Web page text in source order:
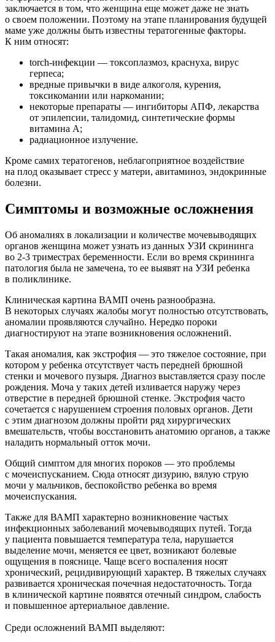
заключается в том, что женщина еще может даже не знать
о своем положении. Поэтому на этапе планирования будущей
маме уже должны быть известны тератогенные факторы.
К ним относят:
torch-инфекции — токсоплазмоз, краснуха, вирус
герпеса;
вредные привычки в виде алкоголя, курения,
токсикомании или наркомании;
некоторые препараты — ингибиторы АПФ, лекарства
от эпилепсии, талидомид, синтетические формы
витамина А;
радиационное излучение.
Кроме самих тератогенов, неблагоприятное воздействие
на плод оказывает стресс у матери, авитаминоз, эндокринные
болезни.
Симптомы и возможные осложнения
Об аномалиях в локализации и количестве мочевыводящих
органов женщина может узнать из данных УЗИ скрининга
во 2-3 триместрах беременности. Если во время скрининга
патология была не замечена, то ее выявят на УЗИ ребенка
в поликлинике.
Клиническая картина ВАМП очень разнообразна.
В некоторых случаях жалобы могут полностью отсутствовать,
аномалии проявляются случайно. Нередко пороки
диагностируют на этапе возникновения осложнений.
Такая аномалия, как экстрофия — это тяжелое состояние, при
котором у ребенка отсутствует часть передней брюшной
стенки и мочевого пузыря. Диагноз выставляется сразу после
рождения. Моча у таких детей изливается наружу через
отверстие в передней брюшной стенке. Экстрофия часто
сочетается с нарушением строения половых органов. Дети
с этим диагнозом должны пройти ряд хирургических
вмешательств, чтобы восстановить анатомию органов, а также
наладить нормальный отток мочи.
Общий симптом для многих пороков — это проблемы
с мочеиспусканием. Сюда относят дизурию, вялую струю
мочи у мальчиков, беспокойство ребенка во время
мочеиспускания.
Также для ВАМП характерно возникновение частых
инфекционных заболеваний мочевыводящих путей. Тогда
у пациента повышается температура тела, нарушается
выделение мочи, меняется ее цвет, возникают болевые
ощущения в пояснице. Чаще всего воспаления носят
хронический, рецидивирующий характер. В тяжелых случаях
развивается хроническая почечная недостаточность. Тогда
в клинической картине появятся отечный синдром, слабость
и повышенное артериальное давление.
Среди осложнений ВАМП выделяют: